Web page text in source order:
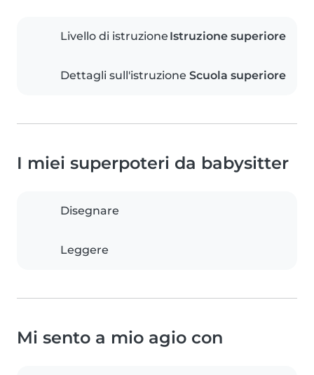
Livello di istruzione Istruzione superiore
Dettagli sull'istruzione Scuola superiore
I miei superpoteri da babysitter
Disegnare
Leggere
Mi sento a mio agio con